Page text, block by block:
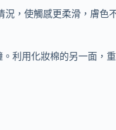
，使觸感更柔滑，膚色
利用化妝棉的另一面，